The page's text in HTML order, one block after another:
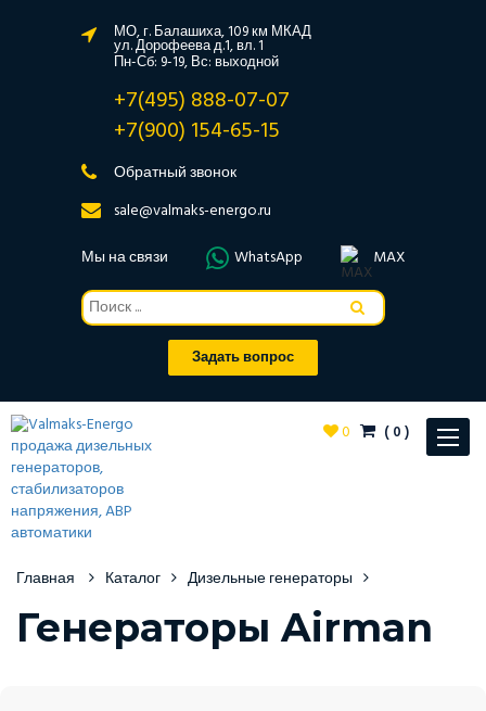
МО, г. Балашиха, 109 км МКАД
ул. Дорофеева д.1, вл. 1
Пн-Сб: 9-19, Вс: выходной
+7(495) 888-07-07
+7(900) 154-65-15
Обратный звонок
sale@valmaks-energo.ru
Мы на связи
WhatsApp MAX
Задать вопрос
Toggle
0 (0)
Главная Каталог Дизельные генераторы
Генераторы Airman